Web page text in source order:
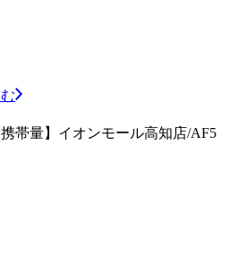
帯量】イオンモール高知店/AF5